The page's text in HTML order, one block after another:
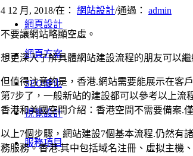
網頁設計
網頁方案
SEO優化
視覺設計
服務項目
4 12 月, 2018/在： 網站設計/通過： admin
不要讓網站略顯空虛。
想更深入了解具體網站建設流程的朋友可以繼
但值得注意的是，香港.網站需要能展示在客
第7步了，一般新站的建設都可以參考以上流
香港和美國空間介紹：香港空間不需要備案.
以上7個步驟，網站建設7個基本流程.仍然有
務服務。香港.其中包括域名注冊、虛拟主機